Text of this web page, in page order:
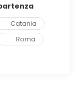
Catania
Roma